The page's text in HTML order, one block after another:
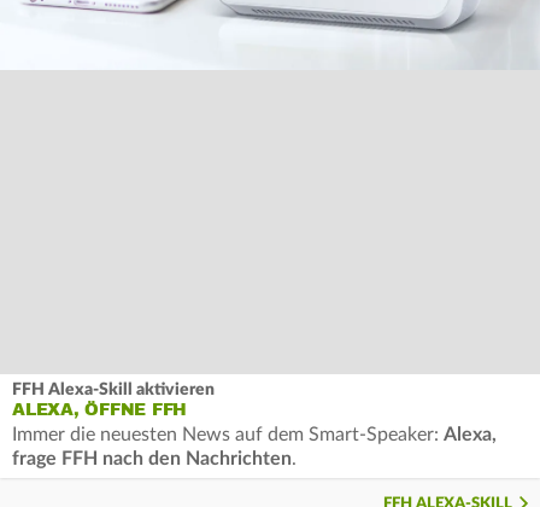
FFH Alexa-Skill aktivieren
ALEXA, ÖFFNE FFH
Immer die neuesten News auf dem Smart-Speaker: Alexa,
frage FFH nach den Nachrichten.